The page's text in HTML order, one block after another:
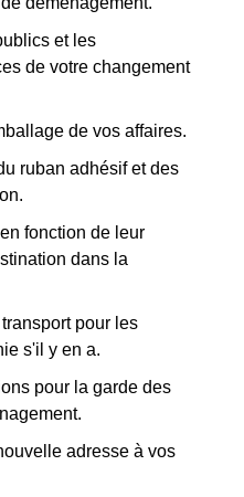
et les
de votre changement
de vos affaires.
ruban adhésif et des
fonction de leur
dans la
pour les
s'il y en a.
pour la garde des
adresse à vos